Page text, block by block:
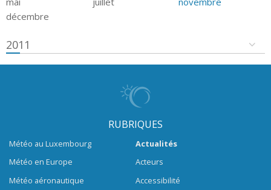
décembre
2011
RUBRIQUES
Météo au Luxembourg
Météo en Europe
Météo aéronautique
Actualités
Acteurs
Accessibilité